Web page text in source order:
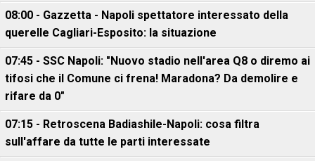
08:00 - Gazzetta - Napoli spettatore interessato della
querelle Cagliari-Esposito: la situazione
07:45 - SSC Napoli: "Nuovo stadio nell'area Q8 o diremo ai
tifosi che il Comune ci frena! Maradona? Da demolire e
rifare da 0"
07:15 - Retroscena Badiashile-Napoli: cosa filtra
sull'affare da tutte le parti interessate